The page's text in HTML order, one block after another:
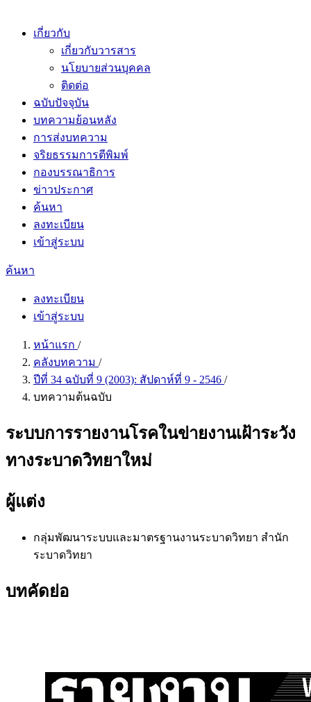
เกี่ยวกับ
เกี่ยวกับวารสาร
นโยบายส่วนบุคคล
ติดต่อ
ฉบับปัจจุบัน
บทความย้อนหลัง
การส่งบทความ
จริยธรรมการตีพิมพ์
กองบรรณาธิการ
ข่าวประกาศ
ค้นหา
ลงทะเบียน
เข้าสู่ระบบ
ค้นหา
ลงทะเบียน
เข้าสู่ระบบ
หน้าแรก /
คลังบทความ /
ปีที่ 34 ฉบับที่ 9 (2003): สัปดาห์ที่ 9 - 2546 /
บทความต้นฉบับ
ระบบการรายงานโรคในข่ายงานเฝ้าระวัง
ทางระบาดวิทยาใหม่
ผู้แต่ง
กลุ่มพัฒนาระบบและมาตรฐานงานระบาดวิทยา สำนัก
ระบาดวิทยา
บทคัดย่อ